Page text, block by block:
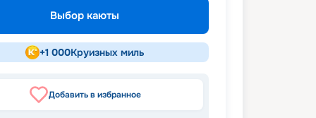
Выбор каюты
+1 000Круизных миль
Добавить в избранное